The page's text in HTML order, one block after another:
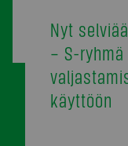
Nyt
– S-
käyttöön